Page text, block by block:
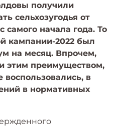
получили
сельхозугодья от
самого начала года. То
кампании-2022 был
на месяц. Впрочем,
этим преимуществом,
воспользовались, в
в нормативных